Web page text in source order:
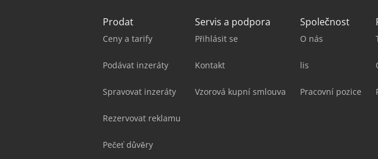
Prodat
Ceny a tarify
Podávat inzeráty
Spravovat inzeráty
Rezervovat reklamu
Pečeť důvěry
Servis a podpora
Přihlásit se
Kontakt
Vzorová kupní smlouva
Společnost
O nás
lis
Pracovní pozice